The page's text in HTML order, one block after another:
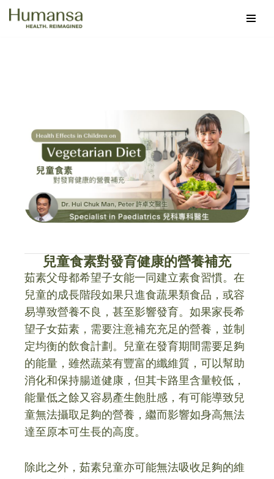
兒童食素對發育健康的營養補充
茹素父母都希望子女能一同建立素食習慣。在
兒童的成長階段如果只進食蔬果類食品，或容
易導致營養不良，甚至影響發育。如果家長希
望子女茹素，需要注意補充充足的營養，並制
定均衡的飲食計劃。兒童在發育期間需要足夠
的能量，雖然蔬菜有豐富的纖維質，可以幫助
消化和保持腸道健康，但其卡路里含量較低，
能量低之餘又容易產生飽肚感，有可能導致兒
童無法攝取足夠的營養，繼而影響如身高無法
達至原本可生長的高度。
除此之外，茹素兒童亦可能無法吸收足夠的維